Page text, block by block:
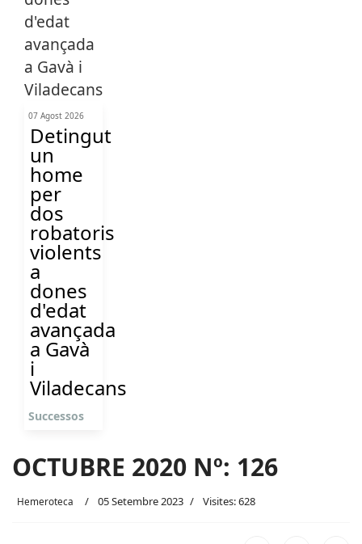
07 Agost 2026
Detingut
un
home
per
dos
robatoris
violents
a
dones
d'edat
avançada
a Gavà
i
Viladecans
Successos
OCTUBRE 2020 Nº: 126
Hemeroteca 05 Setembre 2023 Visites: 628